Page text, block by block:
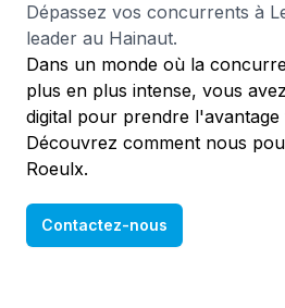
Dépassez vos concurrents à
leader au Hainaut.
Dans un monde où la
plus en plus intense, vous
digital pour prendre
Découvrez comment nous
Roeulx.
Contactez-nous